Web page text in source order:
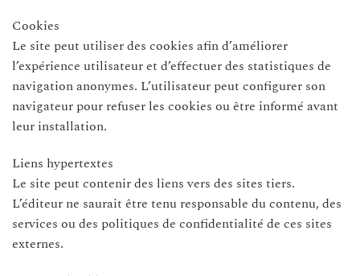
Cookies
Le site peut utiliser des cookies afin d’améliorer
l’expérience utilisateur et d’effectuer des statistiques de
navigation anonymes. L’utilisateur peut configurer son
navigateur pour refuser les cookies ou être informé avant
leur installation.
Liens hypertextes
Le site peut contenir des liens vers des sites tiers.
L’éditeur ne saurait être tenu responsable du contenu, des
services ou des politiques de confidentialité de ces sites
externes.